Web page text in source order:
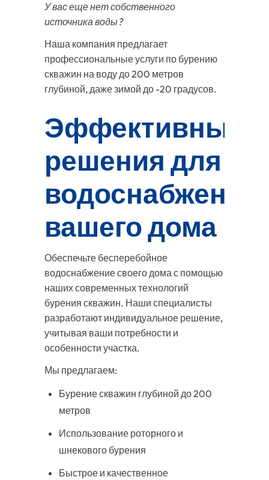
У вас еще нет собственного
источника воды?
Наша компания предлагает
профессиональные услуги по бурению
скважин на воду до 200 метров
глубиной, даже зимой до -20 градусов.
Эффективные
решения для
водоснабжения
вашего дома
Обеспечьте бесперебойное
водоснабжение своего дома с помощью
наших современных технологий
бурения скважин. Наши специалисты
разработают индивидуальное решение,
учитывая ваши потребности и
особенности участка.
Мы предлагаем:
Бурение скважин глубиной до 200
метров
Использование роторного и
шнекового бурения
Быстрое и качественное